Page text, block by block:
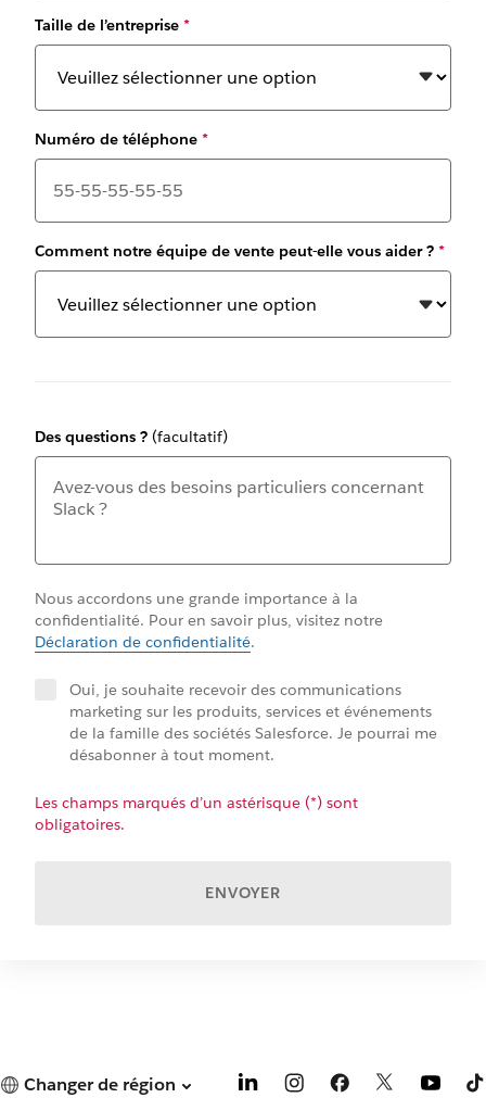
Taille de l’entreprise *
Numéro de téléphone *
Comment notre équipe de vente peut-elle vous aider ? *
Des questions ? (facultatif)
Nous accordons une grande importance à la
confidentialité. Pour en savoir plus, visitez notre
Déclaration de confidentialité.
Oui, je souhaite recevoir des communications
marketing sur les produits, services et événements
de la famille des sociétés Salesforce. Je pourrai me
désabonner à tout moment.
Les champs marqués d’un astérisque (*) sont
obligatoires.
ENVOYER
Changer de région